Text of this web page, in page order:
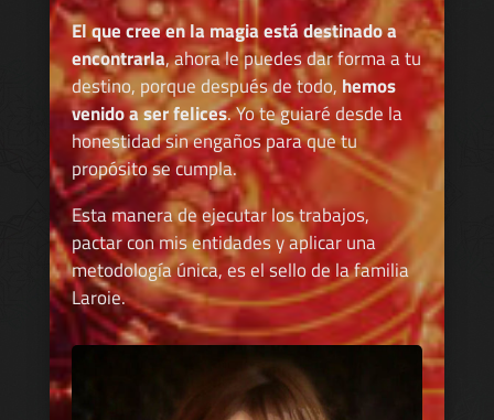
El que cree en la magia está destinado a
encontrarla, ahora le puedes dar forma a tu
destino, porque después de todo, hemos
venido a ser felices. Yo te guiaré desde la
honestidad sin engaños para que tu
propósito se cumpla.
Esta manera de ejecutar los trabajos,
pactar con mis entidades y aplicar una
metodología única, es el sello de la familia
Laroie.